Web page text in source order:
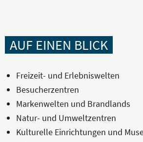
AUF EINEN BLICK
Freizeit- und Erlebniswelten
Besucherzentren
Markenwelten und Brandlands
Natur- und Umweltzentren
Kulturelle Einrichtungen und